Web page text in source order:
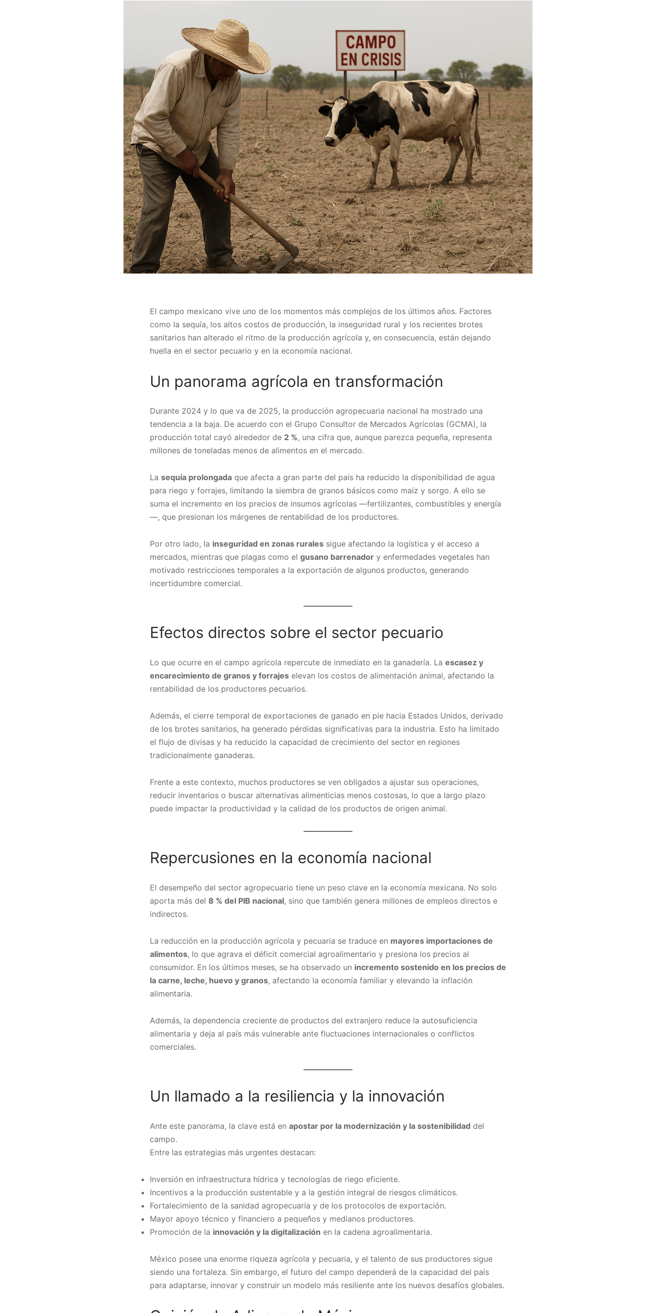
El campo mexicano vive uno de los momentos más complejos de los últimos años. Factores
como la sequía, los altos costos de producción, la inseguridad rural y los recientes brotes
sanitarios han alterado el ritmo de la producción agrícola y, en consecuencia, están dejando
huella en el sector pecuario y en la economía nacional.
Un panorama agrícola en transformación
Durante 2024 y lo que va de 2025, la producción agropecuaria nacional ha mostrado una
tendencia a la baja. De acuerdo con el Grupo Consultor de Mercados Agrícolas (GCMA), la
producción total cayó alrededor de 2 %, una cifra que, aunque parezca pequeña, representa
millones de toneladas menos de alimentos en el mercado.
La sequía prolongada que afecta a gran parte del país ha reducido la disponibilidad de agua
para riego y forrajes, limitando la siembra de granos básicos como maíz y sorgo. A ello se
suma el incremento en los precios de insumos agrícolas —fertilizantes, combustibles y energía
—, que presionan los márgenes de rentabilidad de los productores.
Por otro lado, la inseguridad en zonas rurales sigue afectando la logística y el acceso a
mercados, mientras que plagas como el gusano barrenador y enfermedades vegetales han
motivado restricciones temporales a la exportación de algunos productos, generando
incertidumbre comercial.
Efectos directos sobre el sector pecuario
Lo que ocurre en el campo agrícola repercute de inmediato en la ganadería. La escasez y
encarecimiento de granos y forrajes elevan los costos de alimentación animal, afectando la
rentabilidad de los productores pecuarios.
Además, el cierre temporal de exportaciones de ganado en pie hacia Estados Unidos, derivado
de los brotes sanitarios, ha generado pérdidas significativas para la industria. Esto ha limitado
el flujo de divisas y ha reducido la capacidad de crecimiento del sector en regiones
tradicionalmente ganaderas.
Frente a este contexto, muchos productores se ven obligados a ajustar sus operaciones,
reducir inventarios o buscar alternativas alimenticias menos costosas, lo que a largo plazo
puede impactar la productividad y la calidad de los productos de origen animal.
Repercusiones en la economía nacional
El desempeño del sector agropecuario tiene un peso clave en la economía mexicana. No solo
aporta más del 8 % del PIB nacional, sino que también genera millones de empleos directos e
indirectos.
La reducción en la producción agrícola y pecuaria se traduce en mayores importaciones de
alimentos, lo que agrava el déficit comercial agroalimentario y presiona los precios al
consumidor. En los últimos meses, se ha observado un incremento sostenido en los precios de
la carne, leche, huevo y granos, afectando la economía familiar y elevando la inflación
alimentaria.
Además, la dependencia creciente de productos del extranjero reduce la autosuficiencia
alimentaria y deja al país más vulnerable ante fluctuaciones internacionales o conflictos
comerciales.
Un llamado a la resiliencia y la innovación
Ante este panorama, la clave está en apostar por la modernización y la sostenibilidad del
campo.
Entre las estrategias más urgentes destacan:
Inversión en infraestructura hídrica y tecnologías de riego eficiente.
Incentivos a la producción sustentable y a la gestión integral de riesgos climáticos.
Fortalecimiento de la sanidad agropecuaria y de los protocolos de exportación.
Mayor apoyo técnico y financiero a pequeños y medianos productores.
Promoción de la innovación y la digitalización en la cadena agroalimentaria.
México posee una enorme riqueza agrícola y pecuaria, y el talento de sus productores sigue
siendo una fortaleza. Sin embargo, el futuro del campo dependerá de la capacidad del país
para adaptarse, innovar y construir un modelo más resiliente ante los nuevos desafíos globales.